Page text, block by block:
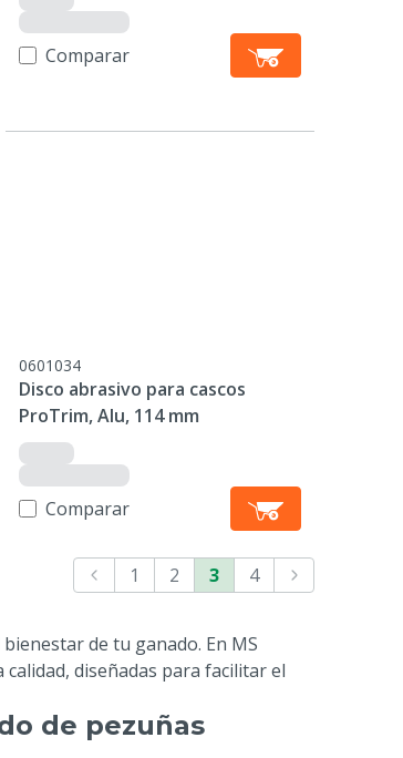
Comparar
0601034
Disco abrasivo para cascos
ProTrim, Alu, 114 mm
Comparar
1 2 3
4
de tu ganado. En MS
diseñadas para facilitar el
de pezuñas